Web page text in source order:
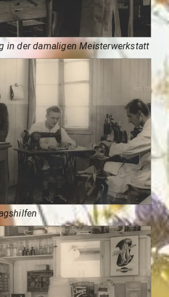
in der damaligen Meisterwerkstatt